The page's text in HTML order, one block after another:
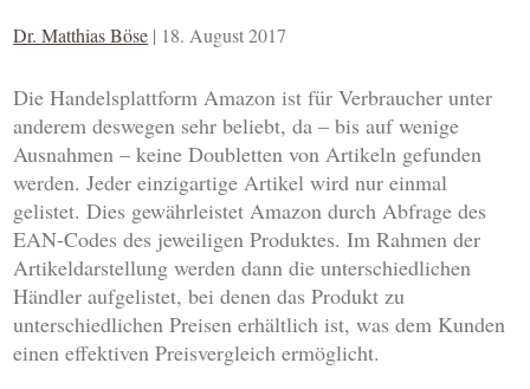
Dr. Matthias Böse | 18. August 2017
Die Handelsplattform Amazon ist für Verbraucher unter
anderem deswegen sehr beliebt, da – bis auf wenige
Ausnahmen – keine Doubletten von Artikeln gefunden
werden. Jeder einzigartige Artikel wird nur einmal
gelistet. Dies gewährleistet Amazon durch Abfrage des
EAN-Codes des jeweiligen Produktes. Im Rahmen der
Artikeldarstellung werden dann die unterschiedlichen
Händler aufgelistet, bei denen das Produkt zu
unterschiedlichen Preisen erhältlich ist, was dem Kunden
einen effektiven Preisvergleich ermöglicht.